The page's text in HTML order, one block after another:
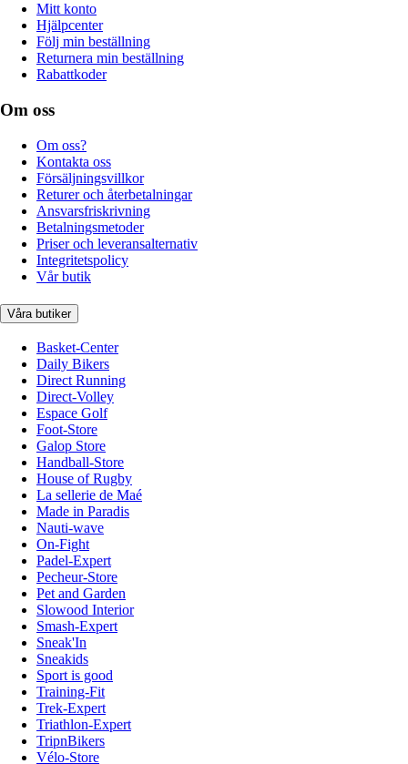
Mitt konto
Hjälpcenter
Följ min beställning
Returnera min beställning
Rabattkoder
Om oss
Om oss?
Kontakta oss
Försäljningsvillkor
Returer och återbetalningar
Ansvarsfriskrivning
Betalningsmetoder
Priser och leveransalternativ
Integritetspolicy
Vår butik
Våra butiker
Basket-Center
Daily Bikers
Direct Running
Direct-Volley
Espace Golf
Foot-Store
Galop Store
Handball-Store
House of Rugby
La sellerie de Maé
Made in Paradis
Nauti-wave
On-Fight
Padel-Expert
Pecheur-Store
Pet and Garden
Slowood Interior
Smash-Expert
Sneak'In
Sneakids
Sport is good
Training-Fit
Trek-Expert
Triathlon-Expert
TripnBikers
Vélo-Store